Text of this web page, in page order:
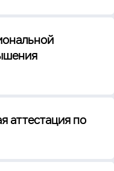
аттестация по